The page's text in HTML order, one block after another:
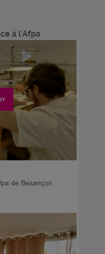
à l'Afpa
de Besançon